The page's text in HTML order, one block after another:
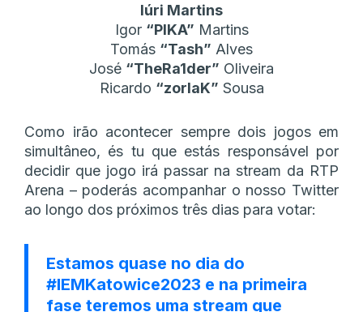
Iúri Martins
Igor “PIKA” Martins
Tomás “Tash” Alves
José “TheRa1der” Oliveira
Ricardo “zorlaK” Sousa
Como irão acontecer sempre dois jogos em
simultâneo, és tu que estás responsável por
decidir que jogo irá passar na stream da RTP
Arena – poderás acompanhar o nosso Twitter
ao longo dos próximos três dias para votar:
Estamos quase no dia do
#IEMKatowice2023 e na primeira
fase teremos uma stream que